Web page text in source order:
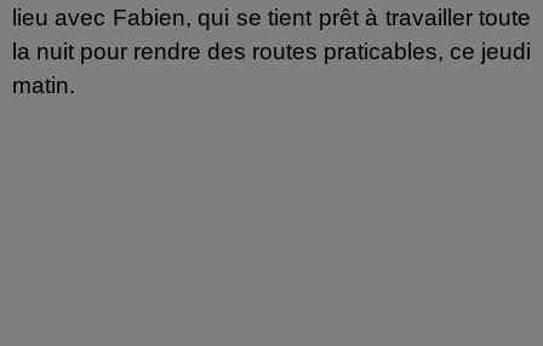
lieu avec Fabien, qui se tient prêt à travailler toute
la nuit pour rendre des routes praticables, ce jeudi
matin.